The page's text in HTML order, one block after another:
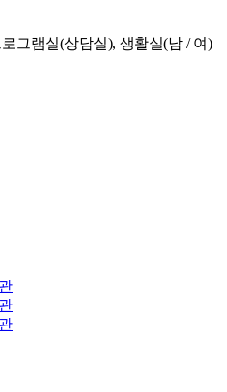
그램실(상담실), 생활실(남 / 여)